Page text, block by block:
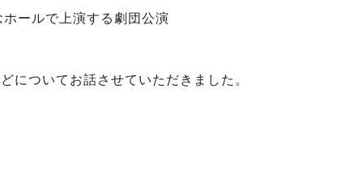
ールで上演する劇団公演
についてお話させていただきました。